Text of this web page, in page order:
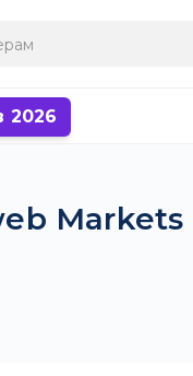
2026
Markets